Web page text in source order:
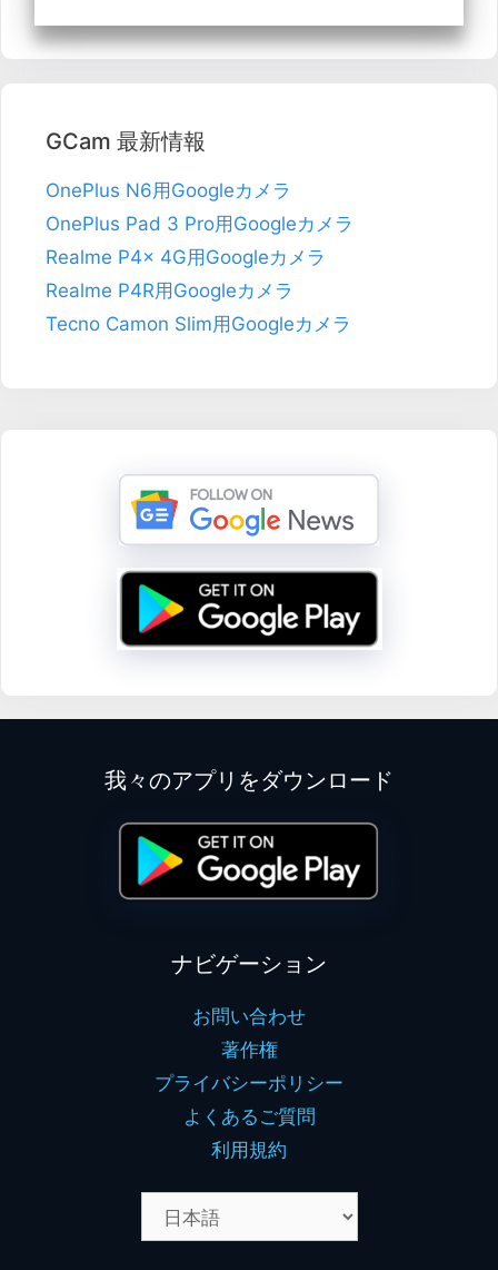
GCam 最新情報
OnePlus N6用Googleカメラ
OnePlus Pad 3 Pro用Googleカメラ
Realme P4x 4G用Googleカメラ
Realme P4R用Googleカメラ
Tecno Camon Slim用Googleカメラ
我々のアプリをダウンロード
ナビゲーション
お問い合わせ
著作権
プライバシーポリシー
よくあるご質問
利用規約